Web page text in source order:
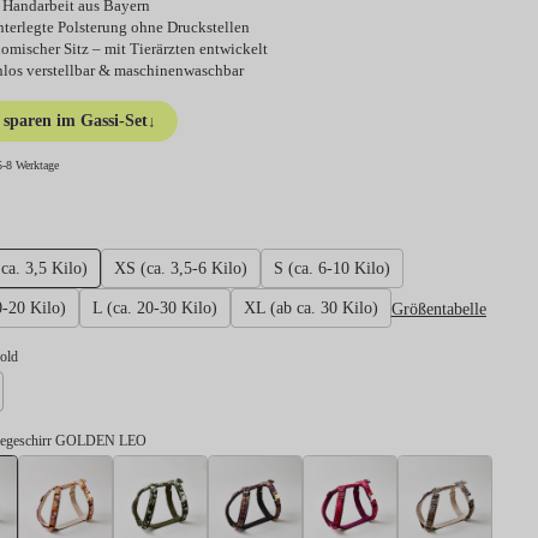
aus Bayern
Polsterung ohne Druckstellen
Sitz – mit Tierärzten entwickelt
verstellbar & maschinenwaschbar
im Gassi-Set↓
8 Werktage
3,5 Kilo) XS (ca. 3,5-6 Kilo) S (ca. 6-10 Kilo)
20 Kilo) L (ca. 20-30 Kilo) XL (ab ca. 30 Kilo) Größentabelle
GOLDEN LEO